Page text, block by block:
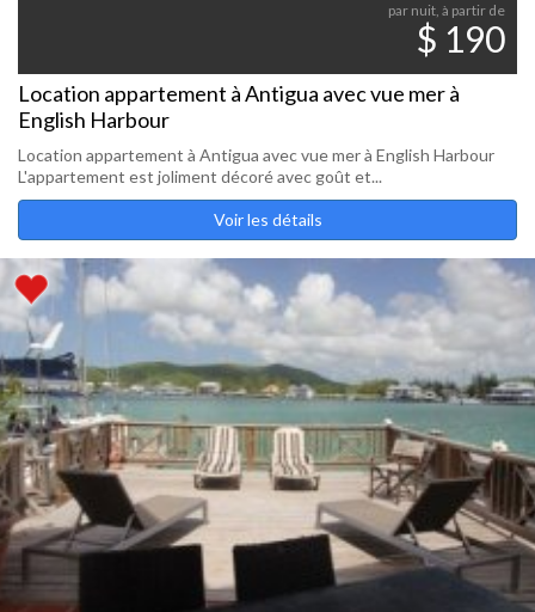
par nuit, à partir de
$ 190
Location appartement à Antigua avec vue mer à
English Harbour
Location appartement à Antigua avec vue mer à English Harbour
L'appartement est joliment décoré avec goût et...
Voir les détails